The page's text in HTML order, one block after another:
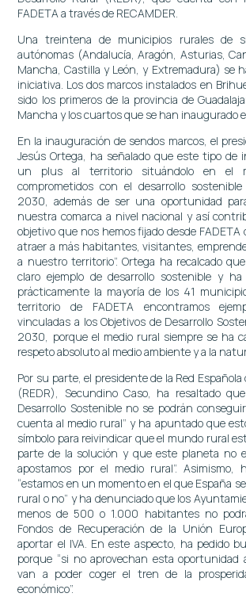
FADETA a través de RECAMDER.
Una treintena de municipios rurales de
autónomas (Andalucía, Aragón, Asturias,
Mancha, Castilla y León, y Extremadura) se
iniciativa. Los dos marcos instalados en
sido los primeros de la provincia de
Mancha y los cuartos que se han inaugurado
En la inauguración de sendos marcos, el
Jesús Ortega, ha señalado que este tipo de
un plus al territorio situándolo en el
comprometidos con el desarrollo
2030, además de ser una oportunidad
nuestra comarca a nivel nacional y así
objetivo que nos hemos fijado desde
atraer a más habitantes, visitantes,
a nuestro territorio”. Ortega ha recalcado
claro ejemplo de desarrollo sostenible y
prácticamente la mayoría de los 41
territorio de FADETA encontramos
vinculadas a los Objetivos de Desarrollo
2030, porque el medio rural siempre se ha
respeto absoluto al medio ambiente y a la
Por su parte, el presidente de la Red Española
(REDR), Secundino Caso, ha resaltado
Desarrollo Sostenible no se podrán
cuenta al medio rural” y ha apuntado que
símbolo para reivindicar que el mundo rural
parte de la solución y que este planeta no
apostamos por el medio rural”. Asimismo,
“estamos en un momento en el que España
rural o no” y ha denunciado que los
menos de 500 o 1.000 habitantes no
Fondos de Recuperación de la Unión
aportar el IVA. En este aspecto, ha pedido
porque “si no aprovechan esta oportunidad
van a poder coger el tren de la
económico”.